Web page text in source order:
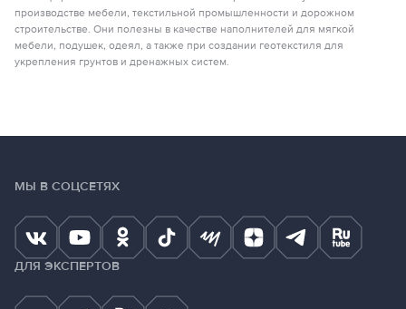
производстве мебели, текстильной промышленности и дорожном
строительстве. Они полезны в качестве наполнителей для мягкой
мебели, подушек, одеял, а также при создании геотекстиля для
укрепления грунтов и дренажных систем.
МЫ В СОЦСЕТЯХ
ДЛЯ ЭКСПЕРТОВ